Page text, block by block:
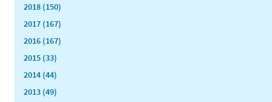
2018 (150)
2017 (167)
2016 (167)
2015 (33)
2014 (44)
2013 (49)